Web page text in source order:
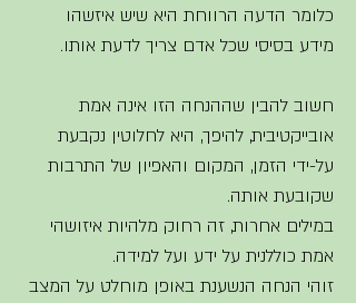
כלומר הדעה הרווחת היא שיש איזשהו
מידע בסיסי שכל אדם צריך לדעת אותו.
חשוב להבין שההנחה הזו אינה אמת
אובייקטיבית, להיפך, היא לחלוטין נקבעת
על-ידי הזמן, המקום והאפיון של התרבות
שקובעת אותה.
במילים אחרות, זה רחוק מלהיות איזושהי
אמת כוללנית על ידע ועל למידה.
זוהי הנחה הנשענת באופן מוחלט על המצב